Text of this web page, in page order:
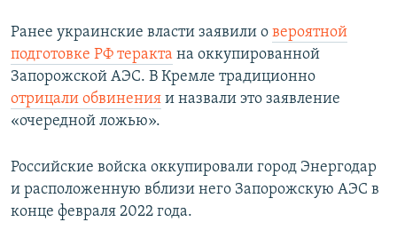
Ранее украинские власти заявили о вероятной
подготовке РФ теракта на оккупированной
Запорожской АЭС. В Кремле традиционно
отрицали обвинения и назвали это заявление
«очередной ложью».
Российские войска оккупировали город Энергодар
и расположенную вблизи него Запорожскую АЭС в
конце февраля 2022 года.